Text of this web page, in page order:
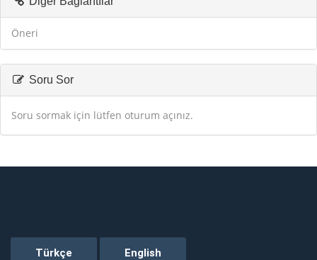
Öneri
Soru Sor
Soru sormak için lütfen oturum açınız.